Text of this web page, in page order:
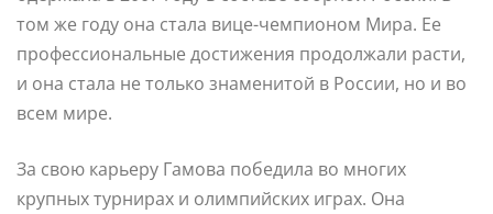
том же году она стала вице-чемпионом Мира. Ее
профессиональные достижения продолжали расти,
и она стала не только знаменитой в России, но и во
всем мире.
За свою карьеру Гамова победила во многих
крупных турнирах и олимпийских играх. Она